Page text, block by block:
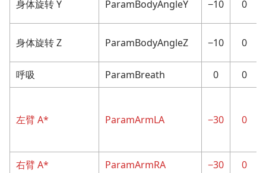
身体旋转 Y ParamBodyAngleY −10 0
身体旋转 Z ParamBodyAngleZ −10 0
呼吸 ParamBreath 0 0
左臂 A* ParamArmLA −30 0
右臂 A* ParamArmRA −30
0